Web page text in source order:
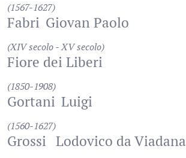
(1567-1627)
Fabri Giovan Paolo
(XIV secolo - XV secolo)
Fiore dei Liberi
(1850-1908)
Gortani Luigi
(1560-1627)
Grossi Lodovico da Viadana